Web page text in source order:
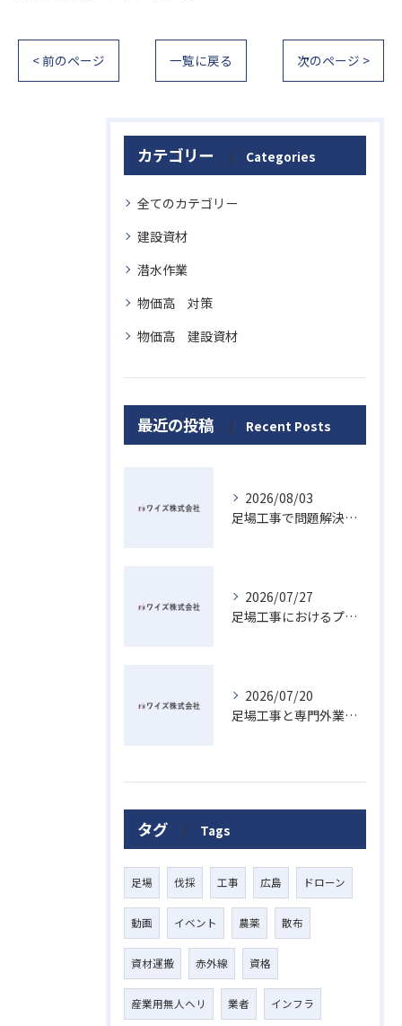
< 前のページ 一覧に戻る 次のページ >
カテゴリー Categories
全てのカテゴリー
建設資材
潜水作業
物価高 対策
物価高 建設資材
最近の投稿 Recent Posts
2026/08/03
足場工事で問題解決を目指す広島県廿日市市の賢い業者選びと安心ポイント
2026/07/27
足場工事におけるプラットフォームの意味と現場安全を高める最新活用術
2026/07/20
足場工事と専門外業者が熊野町で対応可能か法的リスクも踏まえた選び方
タグ Tags
足場 伐採 工事 広島 ドローン
動画 イベント 農薬 散布
資材運搬 赤外線 資格
産業用無人ヘリ 業者 インフラ